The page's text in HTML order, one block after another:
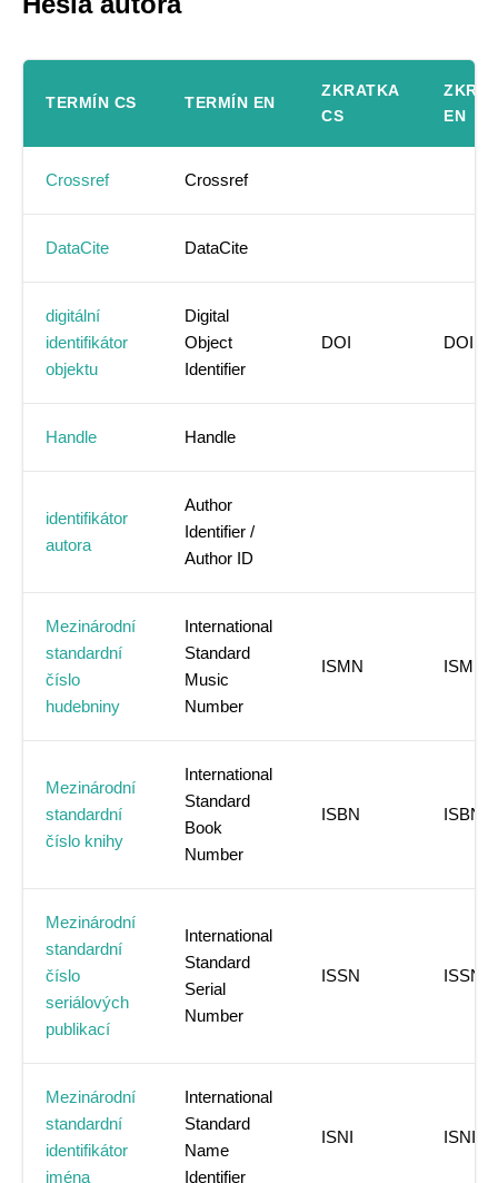
TERMÍN CS TERMÍN EN
ZKRATKA
CS
EN
Crossref Crossref
DataCite DataCite
digitální
identifikátor
objektu
Digital
Object
Identifier
DOI DOI
Handle Handle
identifikátor
autora
Author
Identifier /
Author ID
Mezinárodní
standardní
číslo
hudebniny
International
Standard
Music
Number
ISMN ISMN
Mezinárodní
standardní
číslo knihy
International
Standard
Book
Number
ISBN ISBN
Mezinárodní
standardní
číslo
seriálových
publikací
International
Standard
Serial
Number
ISSN ISSN
Mezinárodní
standardní
identifikátor
jména
International
Standard
Name
Identifier
ISNI ISNI